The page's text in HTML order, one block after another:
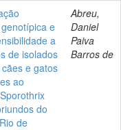
e
a
de isolados
e gatos
ao
do
de
Abreu,
Daniel
Paiva
Barros de